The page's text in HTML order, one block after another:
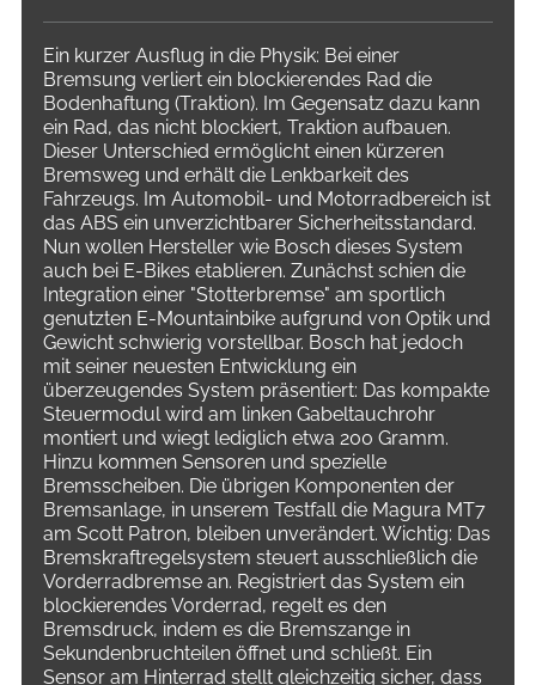
Ein kurzer Ausflug in die Physik: Bei einer
Bremsung verliert ein blockierendes Rad die
Bodenhaftung (Traktion). Im Gegensatz dazu kann
ein Rad, das nicht blockiert, Traktion aufbauen.
Dieser Unterschied ermöglicht einen kürzeren
Bremsweg und erhält die Lenkbarkeit des
Fahrzeugs. Im Automobil- und Motorradbereich ist
das ABS ein unverzichtbarer Sicherheitsstandard.
Nun wollen Hersteller wie Bosch dieses System
auch bei E-Bikes etablieren. Zunächst schien die
Integration einer "Stotterbremse" am sportlich
genutzten E-Mountainbike aufgrund von Optik und
Gewicht schwierig vorstellbar. Bosch hat jedoch
mit seiner neuesten Entwicklung ein
überzeugendes System präsentiert: Das kompakte
Steuermodul wird am linken Gabeltauchrohr
montiert und wiegt lediglich etwa 200 Gramm.
Hinzu kommen Sensoren und spezielle
Bremsscheiben. Die übrigen Komponenten der
Bremsanlage, in unserem Testfall die Magura MT7
am Scott Patron, bleiben unverändert. Wichtig: Das
Bremskraftregelsystem steuert ausschließlich die
Vorderradbremse an. Registriert das System ein
blockierendes Vorderrad, regelt es den
Bremsdruck, indem es die Bremszange in
Sekundenbruchteilen öffnet und schließt. Ein
Sensor am Hinterrad stellt gleichzeitig sicher, dass